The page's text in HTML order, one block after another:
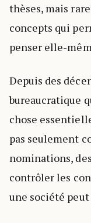
thèses, mais
concepts qui
penser elle-
Depuis des
bureaucratique
chose
pas seulement
nominations,
contrôler les
une société